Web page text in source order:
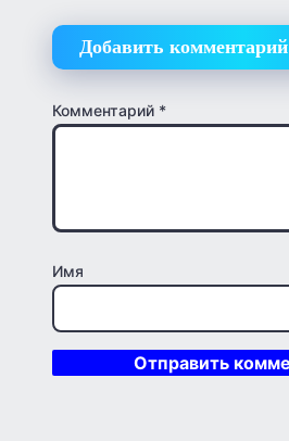
Добавить комментарий
Комментарий *
Имя